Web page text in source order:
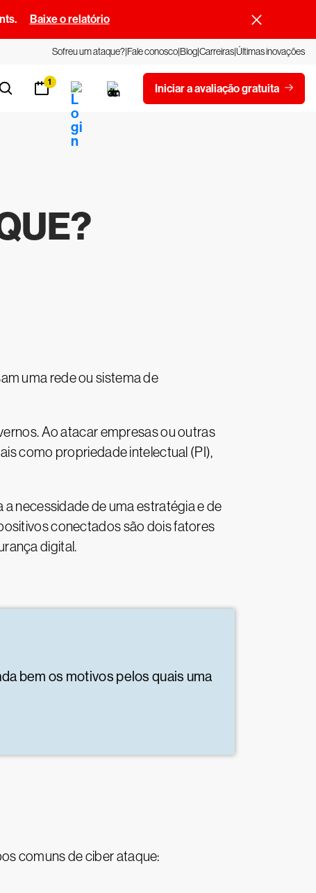
Baixe o relatório
Sofreu um ataque?Fale conoscoBlogCarreirasÚltimas inovações
1 Iniciar a avaliação gratuita
uma rede ou sistema de
Ao atacar empresas ou outras
como propriedade intelectual (PI),
necessidade de uma estratégia e de
conectados são dois fatores
digital.
bem os motivos pelos quais uma
comuns de ciber ataque: